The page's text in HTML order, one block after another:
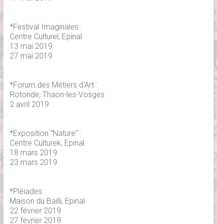
*Festival Imaginales :
Centre Culturel, Epinal
13 mai 2019
27 mai 2019
*Forum des Métiers d'Art :
Rotonde, Thaon-les-Vosges
2 avril 2019
*Exposition "Nature" :
Centre Culturek, Epinal
18 mars 2019
23 mars 2019
*Pléiades :
Maison du Bailli, Epinal
22 février 2019
27 février 2019